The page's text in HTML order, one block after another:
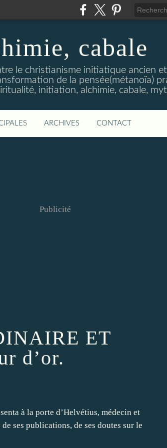
cabale
le christianisme initiatique ancien
de la pensée(métanoïa)
initiation, alchimie, cabale,
ARCHIVES CONTACT
Publicité
ET
d’or.
à la porte d’Helvétius, médecin et
ses publications, de ses doutes sur le